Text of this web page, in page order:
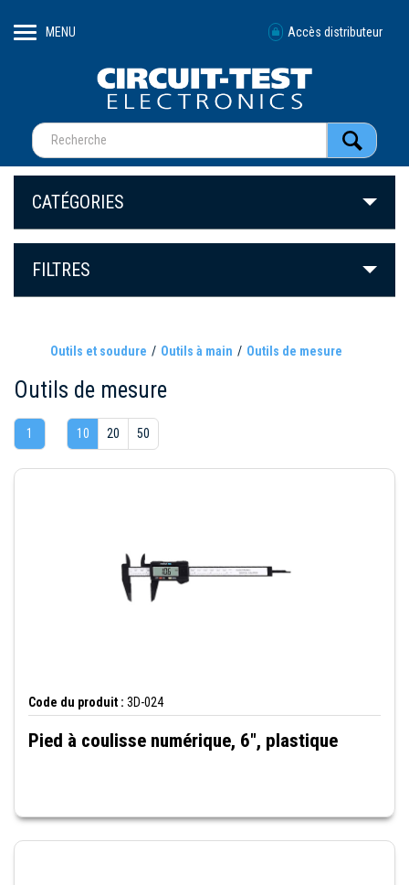
MENU Accès distributeur
CATÉGORIES
FILTRES
Outils et soudure Outils à main Outils de mesure
Outils de mesure
1 10 20 50
Code du produit : 3D-024
Pied à coulisse numérique, 6", plastique